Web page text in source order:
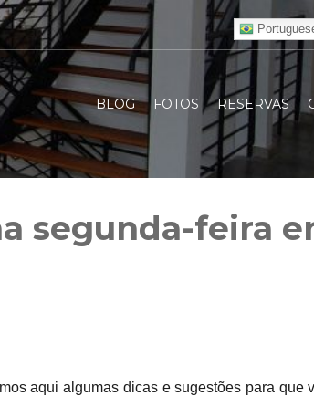
BLOG FOTOS RESERVAS
segunda-feira
aqui algumas dicas e sugestões para que